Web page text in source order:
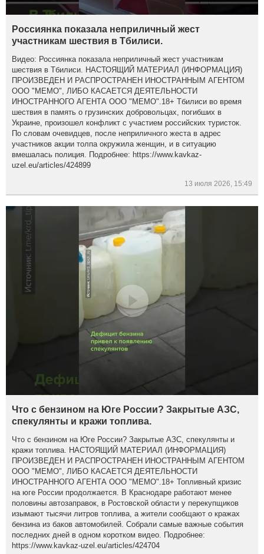
Россиянка показала неприличный жест
участникам шествия в Тбилиси.
Видео: Россиянка показала неприличный жест участникам
шествия в Тбилиси. НАСТОЯЩИЙ МАТЕРИАЛ (ИНФОРМАЦИЯ)
ПРОИЗВЕДЕН И РАСПРОСТРАНЕН ИНОСТРАННЫМ АГЕНТОМ
ООО "МЕМО", ЛИБО КАСАЕТСЯ ДЕЯТЕЛЬНОСТИ
ИНОСТРАННОГО АГЕНТА ООО "МЕМО".18+ Тбилиси во время
шествия в память о грузинских добровольцах, погибших в
Украине, произошел конфликт с участием российских туристок.
По словам очевидцев, после неприличного жеста в адрес
участников акции толпа окружила женщин, и в ситуацию
вмешалась полиция. Подробнее: https://www.kavkaz-
uzel.eu/articles/424899
13 июля 2026, 15:49
Что с бензином на Юге России? Закрытые АЗС,
спекулянты и кражи топлива.
Что с бензином на Юге России? Закрытые АЗС, спекулянты и
кражи топлива. НАСТОЯЩИЙ МАТЕРИАЛ (ИНФОРМАЦИЯ)
ПРОИЗВЕДЕН И РАСПРОСТРАНЕН ИНОСТРАННЫМ АГЕНТОМ
ООО "МЕМО", ЛИБО КАСАЕТСЯ ДЕЯТЕЛЬНОСТИ
ИНОСТРАННОГО АГЕНТА ООО "МЕМО".18+ Топливный кризис
на юге России продолжается. В Краснодаре работают менее
половины автозаправок, в Ростовской области у перекупщиков
изымают тысячи литров топлива, а жители сообщают о кражах
бензина из баков автомобилей. Собрали самые важные события
последних дней в одном коротком видео. Подробнее:
https://www.kavkaz-uzel.eu/articles/424704